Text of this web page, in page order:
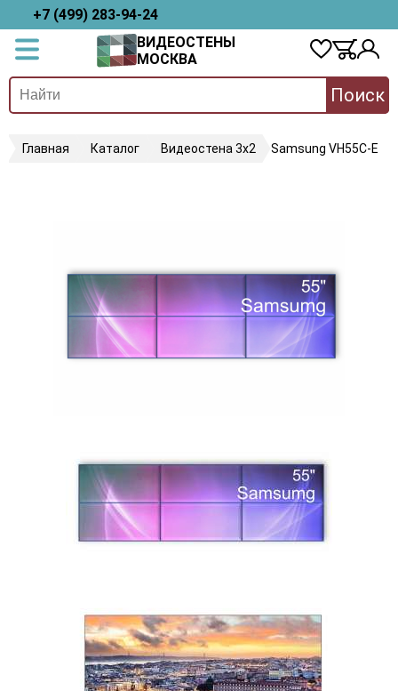
+7 (499) 283-94-24
ВИДЕОСТЕНЫ
МОСКВА
Поиск
Главная Каталог Видеостена 3х2 Samsung VH55C-E